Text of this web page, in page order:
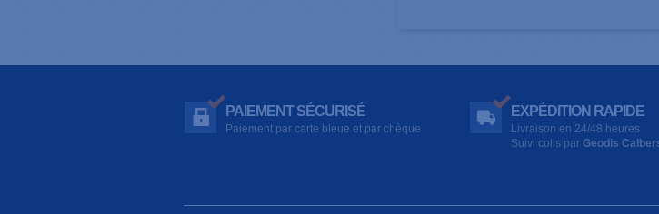
PAIEMENT SÉCURISÉ
Paiement par carte bleue et par chèque
EXPÉDITION RAPIDE
Livraison en 24/48 heures
Suivi colis par Geodis